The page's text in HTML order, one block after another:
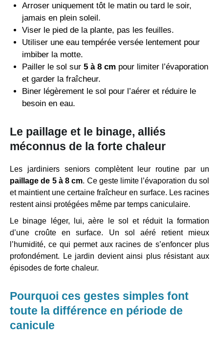
Arroser uniquement tôt le matin ou tard le soir,
jamais en plein soleil.
Viser le pied de la plante, pas les feuilles.
Utiliser une eau tempérée versée lentement pour
imbiber la motte.
Pailler le sol sur 5 à 8 cm pour limiter l’évaporation
et garder la fraîcheur.
Biner légèrement le sol pour l’aérer et réduire le
besoin en eau.
Le paillage et le binage, alliés
méconnus de la forte chaleur
Les jardiniers seniors complètent leur routine par un
paillage de 5 à 8 cm. Ce geste limite l’évaporation du sol
et maintient une certaine fraîcheur en surface. Les racines
restent ainsi protégées même par temps caniculaire.
Le binage léger, lui, aère le sol et réduit la formation
d’une croûte en surface. Un sol aéré retient mieux
l’humidité, ce qui permet aux racines de s’enfoncer plus
profondément. Le jardin devient ainsi plus résistant aux
épisodes de forte chaleur.
Pourquoi ces gestes simples font
toute la différence en période de
canicule